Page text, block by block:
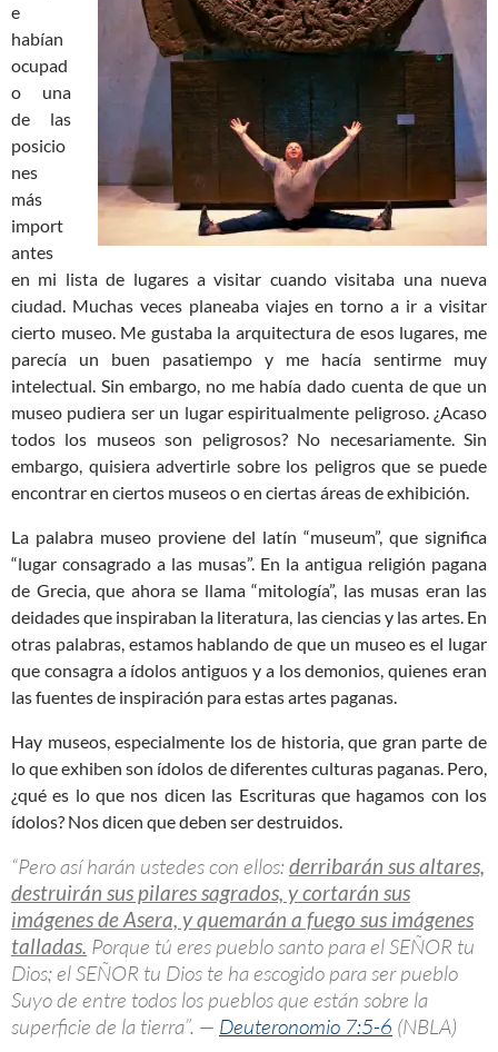
e
habían
ocupad
o una
de las
posicio
nes
más
import
antes
en mi lista de lugares a visitar cuando visitaba una nueva
ciudad. Muchas veces planeaba viajes en torno a ir a visitar
cierto museo. Me gustaba la arquitectura de esos lugares, me
parecía un buen pasatiempo y me hacía sentirme muy
intelectual. Sin embargo, no me había dado cuenta de que un
museo pudiera ser un lugar espiritualmente peligroso. ¿Acaso
todos los museos son peligrosos? No necesariamente. Sin
embargo, quisiera advertirle sobre los peligros que se puede
encontrar en ciertos museos o en ciertas áreas de exhibición.
La palabra museo proviene del latín “museum”, que significa
“lugar consagrado a las musas”. En la antigua religión pagana
de Grecia, que ahora se llama “mitología”, las musas eran las
deidades que inspiraban la literatura, las ciencias y las artes. En
otras palabras, estamos hablando de que un museo es el lugar
que consagra a ídolos antiguos y a los demonios, quienes eran
las fuentes de inspiración para estas artes paganas.
Hay museos, especialmente los de historia, que gran parte de
lo que exhiben son ídolos de diferentes culturas paganas. Pero,
¿qué es lo que nos dicen las Escrituras que hagamos con los
ídolos? Nos dicen que deben ser destruidos.
“Pero así harán ustedes con ellos: derribarán sus altares,
destruirán sus pilares sagrados, y cortarán sus
imágenes de Asera, y quemarán a fuego sus imágenes
talladas. Porque tú eres pueblo santo para el SEÑOR tu
Dios; el SEÑOR tu Dios te ha escogido para ser pueblo
Suyo de entre todos los pueblos que están sobre la
superficie de la tierra”. — Deuteronomio 7:5-6 (NBLA)